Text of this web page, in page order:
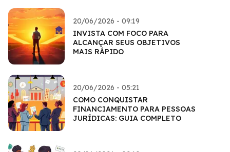
20/06/2026 - 09:19
INVISTA COM FOCO PARA
ALCANÇAR SEUS OBJETIVOS
MAIS RÁPIDO
20/06/2026 - 05:21
COMO CONQUISTAR
FINANCIAMENTO PARA PESSOAS
JURÍDICAS: GUIA COMPLETO